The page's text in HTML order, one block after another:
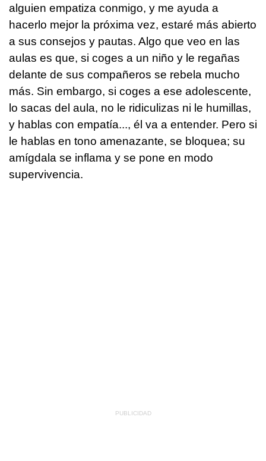
alguien empatiza conmigo, y me ayuda a
hacerlo mejor la próxima vez, estaré más abierto
a sus consejos y pautas. Algo que veo en las
aulas es que, si coges a un niño y le regañas
delante de sus compañeros se rebela mucho
más. Sin embargo, si coges a ese adolescente,
lo sacas del aula, no le ridiculizas ni le humillas,
y hablas con empatía..., él va a entender. Pero si
le hablas en tono amenazante, se bloquea; su
amígdala se inflama y se pone en modo
supervivencia.